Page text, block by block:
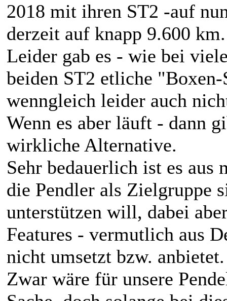
2018 mit ihren ST2 -auf
derzeit auf knapp 9.600
Leider gab es - wie bei
beiden ST2 etliche
wenngleich leider auch
Wenn es aber läuft - dann
wirkliche Alternative.
Sehr bedauerlich ist es aus
die Pendler als Zielgruppe
unterstützen will, dabei
Features - vermutlich aus
nicht umsetzt bzw. anbietet.
Zwar wäre für unsere